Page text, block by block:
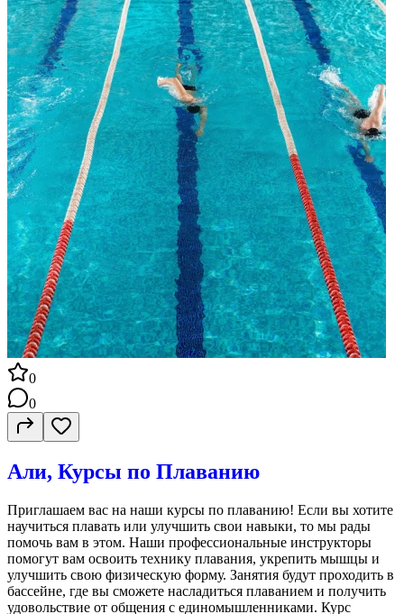
0
0
Али, Курсы по Плаванию
Приглашаем вас на наши курсы по плаванию! Если вы хотите
научиться плавать или улучшить свои навыки, то мы рады
помочь вам в этом. Наши профессиональные инструкторы
помогут вам освоить технику плавания, укрепить мышцы и
улучшить свою физическую форму. Занятия будут проходить в
бассейне, где вы сможете насладиться плаванием и получить
удовольствие от общения с единомышленниками. Курс